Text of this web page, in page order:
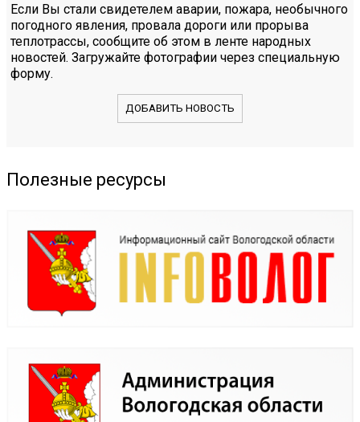
Если Вы стали свидетелем аварии, пожара, необычного
погодного явления, провала дороги или прорыва
теплотрассы, сообщите об этом в ленте народных
новостей. Загружайте фотографии через специальную
форму.
ДОБАВИТЬ НОВОСТЬ
Полезные ресурсы